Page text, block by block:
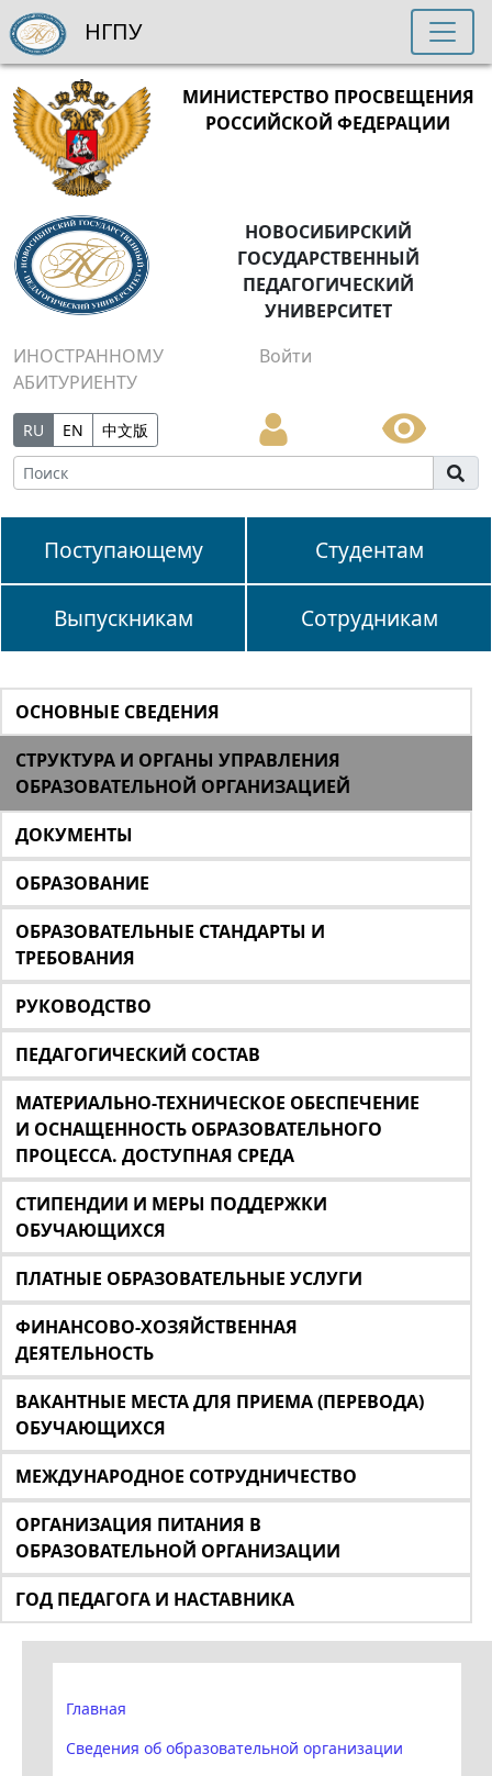
МИНИСТЕРСТВО ПРОСВЕЩЕНИЯ
РОССИЙСКОЙ ФЕДЕРАЦИИ
НОВОСИБИРСКИЙ
ГОСУДАРСТВЕННЫЙ
ПЕДАГОГИЧЕСКИЙ
УНИВЕРСИТЕТ
ИНОСТРАННОМУ
АБИТУРИЕНТУ
Войти
RU EN 中文版
Поступающему Студентам
Выпускникам Сотрудникам
НГПУ
ОСНОВНЫЕ СВЕДЕНИЯ
СТРУКТУРА И ОРГАНЫ УПРАВЛЕНИЯ
ОБРАЗОВАТЕЛЬНОЙ ОРГАНИЗАЦИЕЙ
ДОКУМЕНТЫ
ОБРАЗОВАНИЕ
ОБРАЗОВАТЕЛЬНЫЕ СТАНДАРТЫ И
ТРЕБОВАНИЯ
РУКОВОДСТВО
ПЕДАГОГИЧЕСКИЙ СОСТАВ
МАТЕРИАЛЬНО-ТЕХНИЧЕСКОЕ ОБЕСПЕЧЕНИЕ
И ОСНАЩЕННОСТЬ ОБРАЗОВАТЕЛЬНОГО
ПРОЦЕССА. ДОСТУПНАЯ СРЕДА
СТИПЕНДИИ И МЕРЫ ПОДДЕРЖКИ
ОБУЧАЮЩИХСЯ
ПЛАТНЫЕ ОБРАЗОВАТЕЛЬНЫЕ УСЛУГИ
ФИНАНСОВО-ХОЗЯЙСТВЕННАЯ
ДЕЯТЕЛЬНОСТЬ
ВАКАНТНЫЕ МЕСТА ДЛЯ ПРИЕМА (ПЕРЕВОДА)
ОБУЧАЮЩИХСЯ
МЕЖДУНАРОДНОЕ СОТРУДНИЧЕСТВО
ОРГАНИЗАЦИЯ ПИТАНИЯ В
ОБРАЗОВАТЕЛЬНОЙ ОРГАНИЗАЦИИ
ГОД ПЕДАГОГА И НАСТАВНИКА
Главная
Сведения об образовательной организации